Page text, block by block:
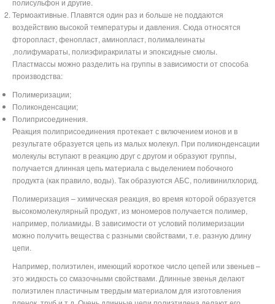
Термоактивные. Плавятся один раз и больше не поддаются
воздействию высокой температуры и давления. Сюда относятся
фторопласт, фенопласт, аминопласт, полималеинаты
,полифумараты, полиэфиракрилаты и эпоксидные смолы.
Пластмассы можно разделить на группы в зависимости от способа
производства:
Полимеризации;
Поликонденсации;
Полиприсоединения.
Реакция полиприсоединения протекает с включением ионов и в
результате образуется цепь из малых молекул. При поликонденсации
молекулы вступают в реакцию друг с другом и образуют группы,
получается длинная цепь материала с выделением побочного
продукта (как правило, воды). Так образуются АБС, поливинилхлорид.
Полимеризация – химическая реакция, во время которой образуется
высокомолекулярный продукт, из мономеров получается полимер,
например, полиамиды. В зависимости от условий полимеризации
можно получить вещества с разными свойствами, т.е. разную длину
цепи.
Например, полиэтилен, имеющий короткое число цепей или звеньев –
это жидкость со смазочными свойствами. Длинные звенья делают
полиэтилен пластичным твердым материалом для изготовления